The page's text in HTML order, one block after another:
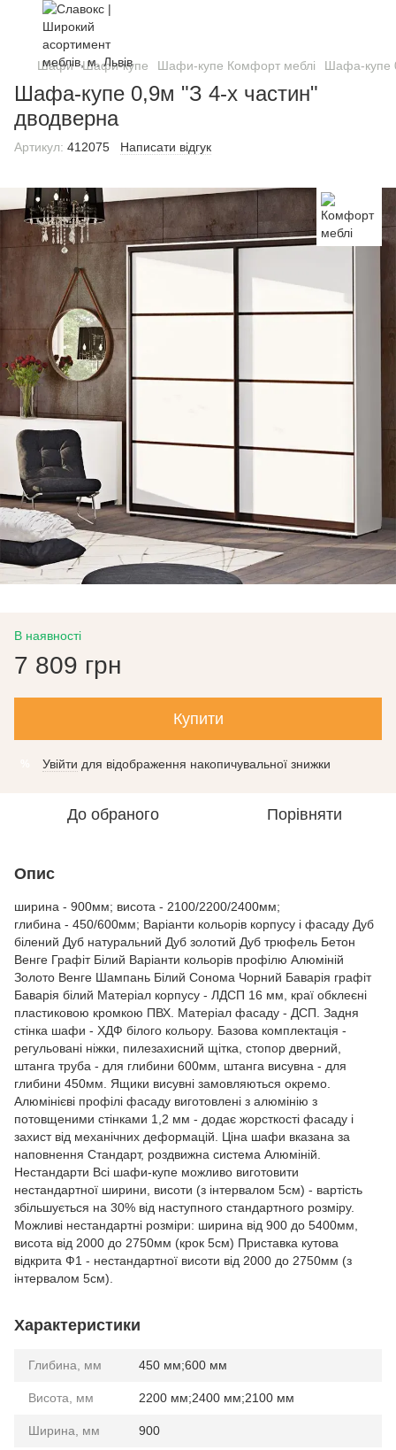
Шафи Шафи-купе Шафи-купе Комфорт меблі Шафа-купе
Шафа-купе 0,9м "З 4-х частин"
дводверна
Артикул: 412075 Написати відгук
В наявності
7 809 грн
Купити
Увійти для відображення накопичувальної знижки
До обраного Порівняти
Опис
ширина - 900мм; висота - 2100/2200/2400мм;
глибина - 450/600мм; Варіанти кольорів корпусу і фасаду Дуб
білений Дуб натуральний Дуб золотий Дуб трюфель Бетон
Венге Графіт Білий Варіанти кольорів профілю Алюміній
Золото Венге Шампань Білий Сонома Чорний Баварія графіт
Баварія білий Матеріал корпусу - ЛДСП 16 мм, краї обклеєні
пластиковою кромкою ПВХ. Матеріал фасаду - ДСП. Задня
стінка шафи - ХДФ білого кольору. Базова комплектація -
регульовані ніжки, пилезахисний щітка, стопор дверний,
штанга труба - для глибини 600мм, штанга висувна - для
глибини 450мм. Ящики висувні замовляються окремо.
Алюмінієві профілі фасаду виготовлені з алюмінію з
потовщеними стінками 1,2 мм - додає жорсткості фасаду і
захист від механічних деформацій. Ціна шафи вказана за
наповнення Стандарт, роздвижна система Алюміній.
Нестандарти Всі шафи-купе можливо виготовити
нестандартної ширини, висоти (з інтервалом 5см) - вартість
збільшується на 30% від наступного стандартного розміру.
Можливі нестандартні розміри: ширина від 900 до 5400мм,
висота від 2000 до 2750мм (крок 5см) Приставка кутова
відкрита Ф1 - нестандартної висоти від 2000 до 2750мм (з
інтервалом 5см).
Характеристики
Глибина, мм 450 мм;600 мм
Висота, мм 2200 мм;2400 мм;2100 мм
Ширина, мм 900